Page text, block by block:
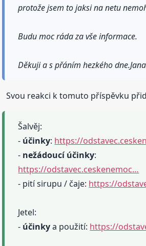
protože jsem to jaksi na netu
Budu moc ráda za vše informace.
Děkuji a s přáním hezkého dne.Jana
Svou reakci k tomuto příspěvku
Šalvěj:
- účinky: https://
- nežádoucí účinky:
https://odstavec.ceskenemoc…
- pití sirupu / čaje: https://
Jetel:
- účinkya použití: https://